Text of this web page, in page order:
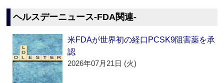
ヘルスデーニュース‐FDA関連‐
米FDAが世界初の経口PCSK9阻害薬を承
認
2026年07月21日 (火)